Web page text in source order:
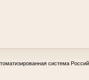
система